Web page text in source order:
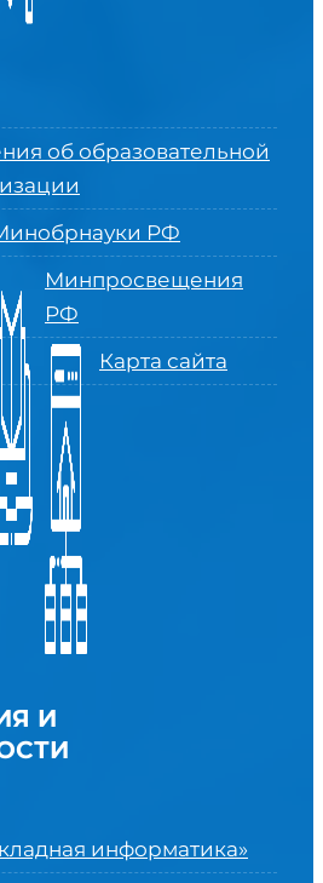
об образовательной
РФ
Минпросвещения
РФ
Карта сайта
И
информатика»